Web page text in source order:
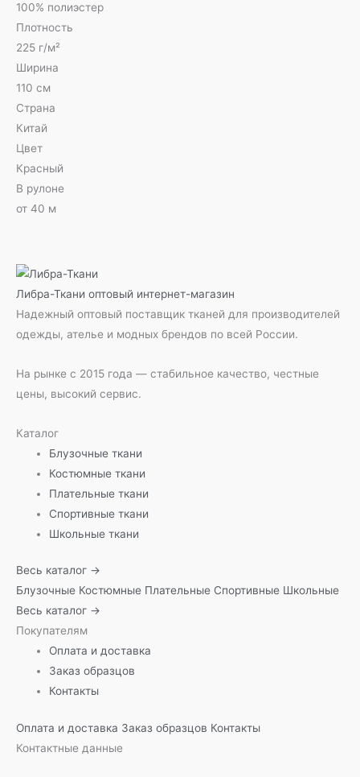
100% полиэстер
Плотность
225 г/м²
Ширина
110 см
Страна
Китай
Цвет
Красный
В рулоне
от 40 м
Либра-Ткани оптовый интернет-магазин
Надежный оптовый поставщик тканей для производителей
одежды, ателье и модных брендов по всей России.
На рынке с 2015 года — стабильное качество, честные
цены, высокий сервис.
Каталог
Блузочные ткани
Костюмные ткани
Плательные ткани
Спортивные ткани
Школьные ткани
Весь каталог →
Блузочные Костюмные Плательные Спортивные Школьные
Весь каталог →
Покупателям
Оплата и доставка
Заказ образцов
Контакты
Оплата и доставка Заказ образцов Контакты
Контактные данные